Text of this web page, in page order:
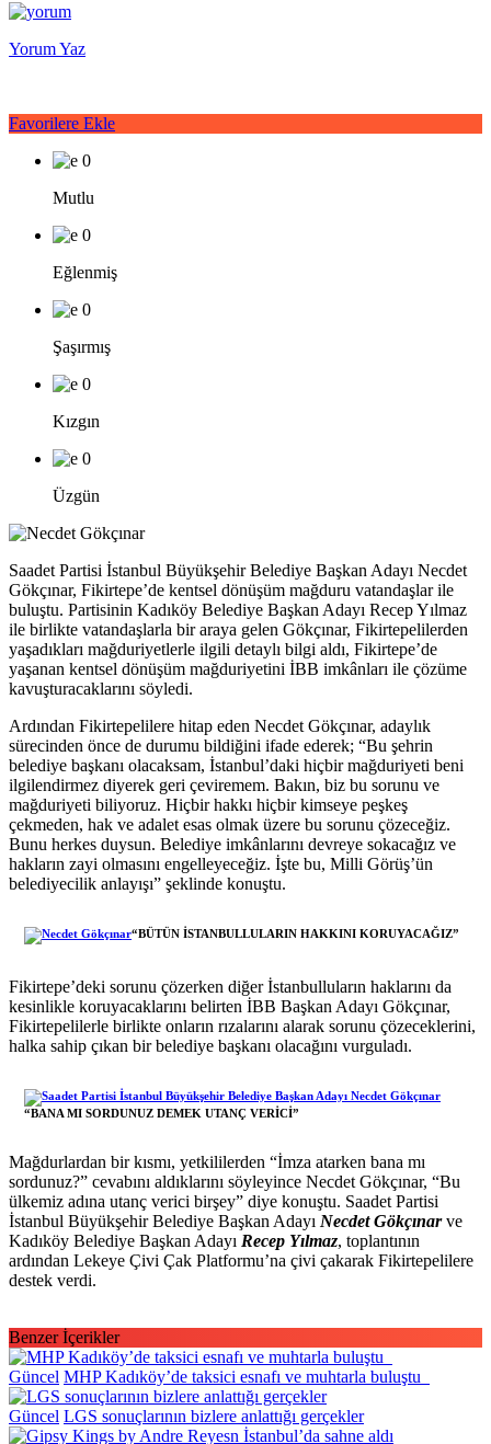
Yorum Yaz
Favorilere Ekle
0
Mutlu
0
Eğlenmiş
0
Şaşırmış
0
Kızgın
0
Üzgün
Saadet Partisi İstanbul Büyükşehir Belediye Başkan Adayı Necdet
Gökçınar, Fikirtepe’de kentsel dönüşüm mağduru vatandaşlar ile
buluştu. Partisinin Kadıköy Belediye Başkan Adayı Recep Yılmaz
ile birlikte vatandaşlarla bir araya gelen Gökçınar, Fikirtepelilerden
yaşadıkları mağduriyetlerle ilgili detaylı bilgi aldı, Fikirtepe’de
yaşanan kentsel dönüşüm mağduriyetini İBB imkânları ile çözüme
kavuşturacaklarını söyledi.
Ardından Fikirtepelilere hitap eden Necdet Gökçınar, adaylık
sürecinden önce de durumu bildiğini ifade ederek; “Bu şehrin
belediye başkanı olacaksam, İstanbul’daki hiçbir mağduriyeti beni
ilgilendirmez diyerek geri çeviremem. Bakın, biz bu sorunu ve
mağduriyeti biliyoruz. Hiçbir hakkı hiçbir kimseye peşkeş
çekmeden, hak ve adalet esas olmak üzere bu sorunu çözeceğiz.
Bunu herkes duysun. Belediye imkânlarını devreye sokacağız ve
hakların zayi olmasını engelleyeceğiz. İşte bu, Milli Görüş’ün
belediyecilik anlayışı” şeklinde konuştu.
“BÜTÜN İSTANBULLULARIN HAKKINI KORUYACAĞIZ”
Fikirtepe’deki sorunu çözerken diğer İstanbulluların haklarını da
kesinlikle koruyacaklarını belirten İBB Başkan Adayı Gökçınar,
Fikirtepelilerle birlikte onların rızalarını alarak sorunu çözeceklerini,
halka sahip çıkan bir belediye başkanı olacağını vurguladı.
“BANA MI SORDUNUZ DEMEK UTANÇ VERİCİ”
Mağdurlardan bir kısmı, yetkililerden “İmza atarken bana mı
sordunuz?” cevabını aldıklarını söyleyince Necdet Gökçınar, “Bu
ülkemiz adına utanç verici birşey” diye konuştu. Saadet Partisi
İstanbul Büyükşehir Belediye Başkan Adayı Necdet Gökçınarve
Kadıköy Belediye Başkan Adayı Recep Yılmaz, toplantının
ardından Lekeye Çivi Çak Platformu’na çivi çakarak Fikirtepelilere
destek verdi.
Benzer İçerikler
Güncel MHP Kadıköy’de taksici esnafı ve muhtarla buluştu
Güncel LGS sonuçlarının bizlere anlattığı gerçekler